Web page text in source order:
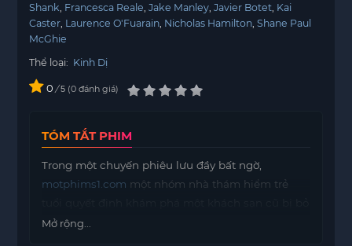
Shank Francesca Reale Jake Manley Javier Botet Kai
Caster Laurence O'Fuarain Nicholas Hamilton Shane Paul
McGhie
Thể loại: Kinh Dị
0 / 5 0 đánh giá
TÓM TẮT PHIM
Trong một chuyến phiêu lưu đầy bất ngờ,
motphims1.com một nhóm nhà thám hiểm trẻ
hoang. Họ không ngờ rằng nơi đây không chỉ
Mở rộng...